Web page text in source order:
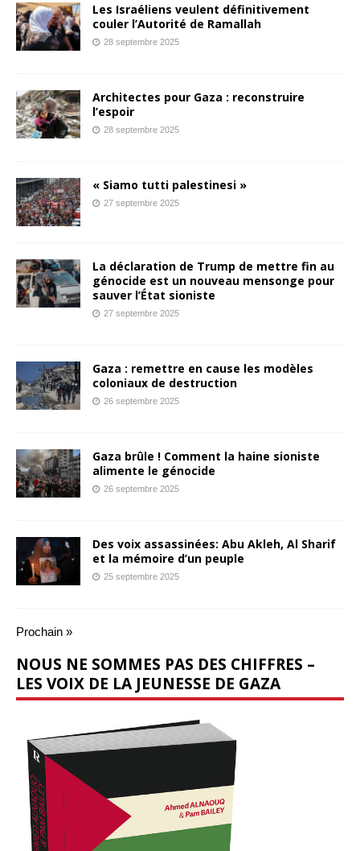
Les Israéliens veulent définitivement
couler l’Autorité de Ramallah
28 septembre 2025
Architectes pour Gaza : reconstruire
l’espoir
28 septembre 2025
« Siamo tutti palestinesi »
27 septembre 2025
La déclaration de Trump de mettre fin au
génocide est un nouveau mensonge pour
sauver l’État sioniste
27 septembre 2025
Gaza : remettre en cause les modèles
coloniaux de destruction
26 septembre 2025
Gaza brûle ! Comment la haine sioniste
alimente le génocide
26 septembre 2025
Des voix assassinées: Abu Akleh, Al Sharif
et la mémoire d’un peuple
25 septembre 2025
Prochain »
NOUS NE SOMMES PAS DES CHIFFRES –
LES VOIX DE LA JEUNESSE DE GAZA